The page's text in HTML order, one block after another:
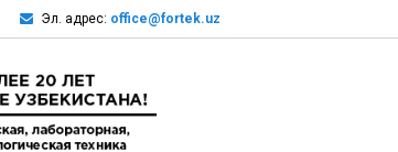
Эл. адрес: office@fortek.uz